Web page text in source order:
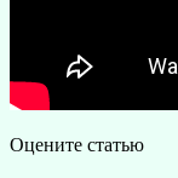
Оцените статью